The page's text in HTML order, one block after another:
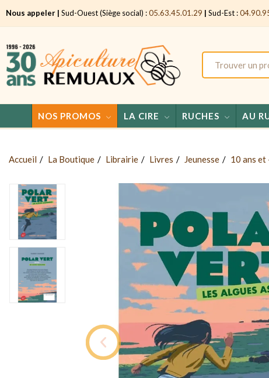
Nous appeler | Sud-Ouest (Siège social) :05.63.45.01.29 | Sud-Est :
NOS PROMOS LA CIRE RUCHES AU
Accueil La Boutique Librairie Livres Jeunesse 10 ans et